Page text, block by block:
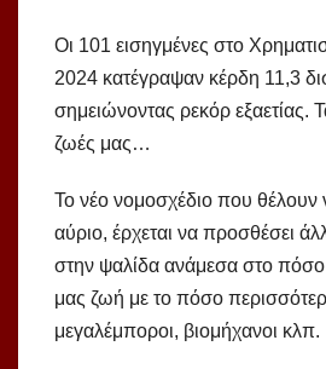
Οι 101 εισηγμένες στο
2024 κατέγραψαν κέρδη 11,3
σημειώνοντας ρεκόρ εξαετίας.
ζωές μας…
Το νέο νομοσχέδιο που
αύριο, έρχεται να προσθέσει
στην ψαλίδα ανάμεσα στο πόσο
μας ζωή με το πόσο
μεγαλέμποροι, βιομήχανοι κλπ.